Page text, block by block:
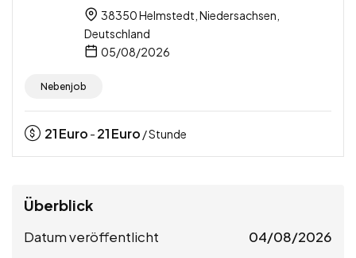
38350 Helmstedt, Niedersachsen,
Deutschland
05/08/2026
Nebenjob
21Euro - 21Euro / Stunde
Überblick
Datum veröffentlicht 04/08/2026